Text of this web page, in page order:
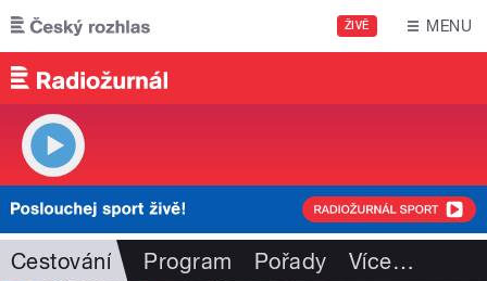
Přejít k hlavnímu obsahu
ŽIVĚ MENU
Cestování Program Pořady Více…